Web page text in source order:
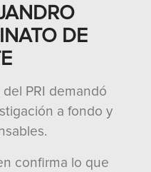
DE
PRI demandó
a fondo y
confirma lo que